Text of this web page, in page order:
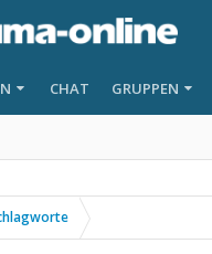
CHAT GRUPPEN